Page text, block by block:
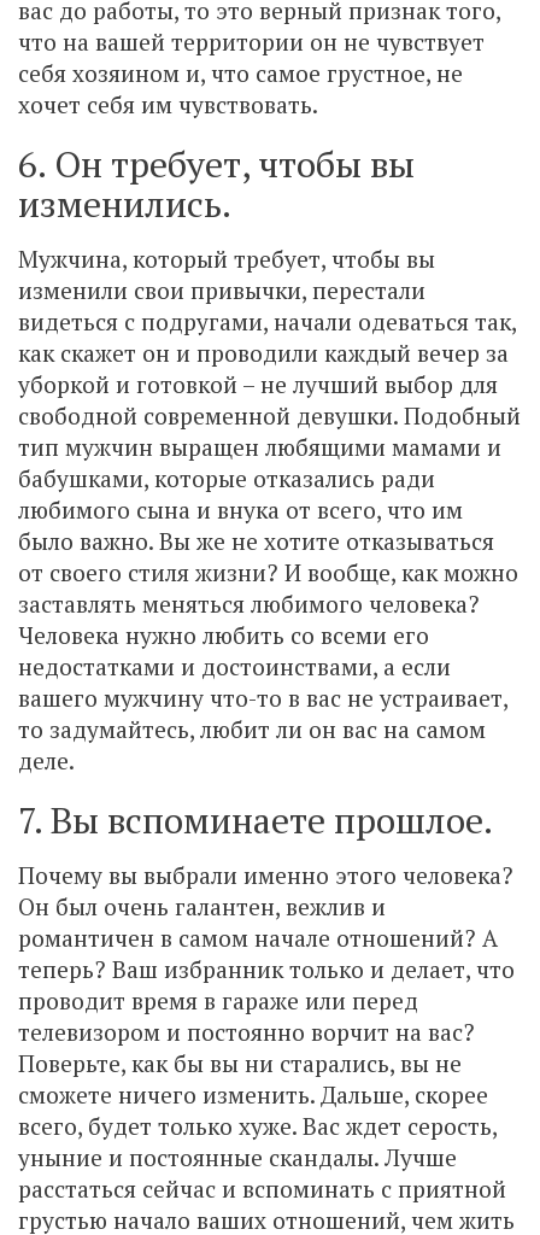
вас до работы, то это верный признак того,
что на вашей территории он не чувствует
себя хозяином и, что самое грустное, не
хочет себя им чувствовать.
6. Он требует, чтобы вы
изменились.
Мужчина, который требует, чтобы вы
изменили свои привычки, перестали
видеться с подругами, начали одеваться так,
как скажет он и проводили каждый вечер за
уборкой и готовкой – не лучший выбор для
свободной современной девушки. Подобный
тип мужчин выращен любящими мамами и
бабушками, которые отказались ради
любимого сына и внука от всего, что им
было важно. Вы же не хотите отказываться
от своего стиля жизни? И вообще, как можно
заставлять меняться любимого человека?
Человека нужно любить со всеми его
недостатками и достоинствами, а если
вашего мужчину что-то в вас не устраивает,
то задумайтесь, любит ли он вас на самом
деле.
7. Вы вспоминаете прошлое.
Почему вы выбрали именно этого человека?
Он был очень галантен, вежлив и
романтичен в самом начале отношений? А
теперь? Ваш избранник только и делает, что
проводит время в гараже или перед
телевизором и постоянно ворчит на вас?
Поверьте, как бы вы ни старались, вы не
сможете ничего изменить. Дальше, скорее
всего, будет только хуже. Вас ждет серость,
уныние и постоянные скандалы. Лучше
расстаться сейчас и вспоминать с приятной
грустью начало ваших отношений, чем жить